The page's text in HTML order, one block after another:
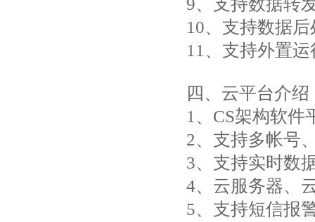
9、支持数据转
10、支持数据
11、支持外置运
四、云平台介绍
1、CS架构软件
2、支持多帐号
3、支持实时数
4、云服务器、
5、支持短信报